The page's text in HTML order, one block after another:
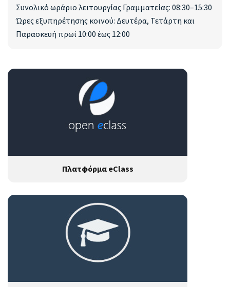
Συνολικό ωράριο λειτουργίας Γραμματείας: 08:30–15:30
Ώρες εξυπηρέτησης κοινού: Δευτέρα, Τετάρτη και
Παρασκευή πρωί 10:00 έως 12:00
Πλατφόρμα eClass